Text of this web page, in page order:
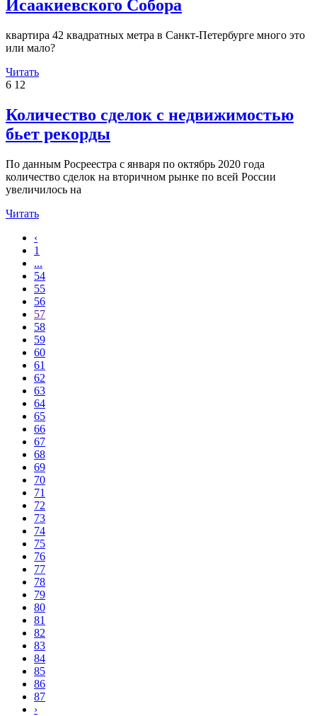
Исаакиевского Собора
квартира 42 квадратных метра в Санкт-Петербурге много это
или мало?
Читать
6 12
Количество сделок с недвижимостью
бьет рекорды
По данным Росреестра с января по октябрь 2020 года
количество сделок на вторичном рынке по всей России
увеличилось на
Читать
‹
1
...
54
55
56
57
58
59
60
61
62
63
64
65
66
67
68
69
70
71
72
73
74
75
76
77
78
79
80
81
82
83
84
85
86
87
›